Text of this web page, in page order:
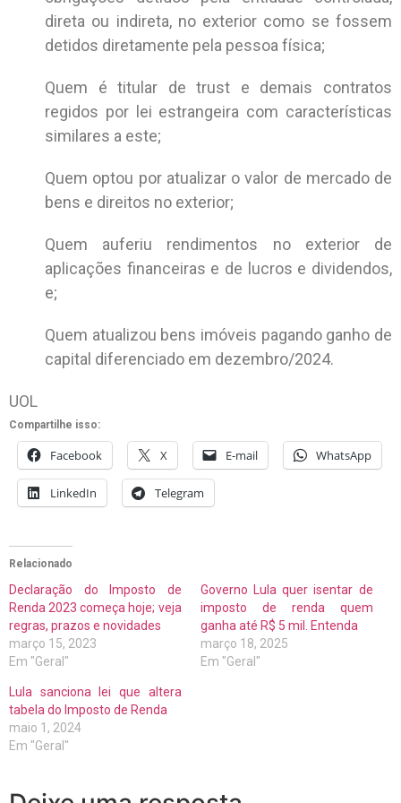
direta ou indireta, no exterior como se fossem
detidos diretamente pela pessoa física;
Quem é titular de trust e demais contratos
regidos por lei estrangeira com características
similares a este;
Quem optou por atualizar o valor de mercado de
bens e direitos no exterior;
Quem auferiu rendimentos no exterior de
aplicações financeiras e de lucros e dividendos,
e;
Quem atualizou bens imóveis pagando ganho de
capital diferenciado em dezembro/2024.
UOL
Compartilhe isso:
Facebook X E-mail WhatsApp
LinkedIn Telegram
Relacionado
Declaração do Imposto de
Renda 2023 começa hoje; veja
regras, prazos e novidades
março 15, 2023
Em "Geral"
Governo Lula quer isentar de
imposto de renda quem
ganha até R$ 5 mil. Entenda
março 18, 2025
Em "Geral"
Lula sanciona lei que altera
tabela do Imposto de Renda
maio 1, 2024
Em "Geral"